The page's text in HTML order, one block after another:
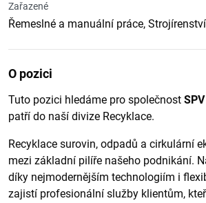
Zařazené
Řemeslné a manuální práce,
O pozici
Tuto pozici hledáme pro společnost
patří do naší divize Recyklace.
Recyklace surovin, odpadů a cirkulární
mezi základní pilíře našeho podnikání.
díky nejmodernějším technologiím i
zajistí profesionální služby klientům,